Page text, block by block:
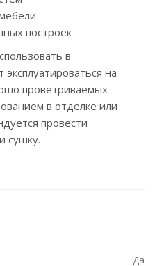
построек
в
на
проветриваемых
в отделке или
провести
сушку.
Да